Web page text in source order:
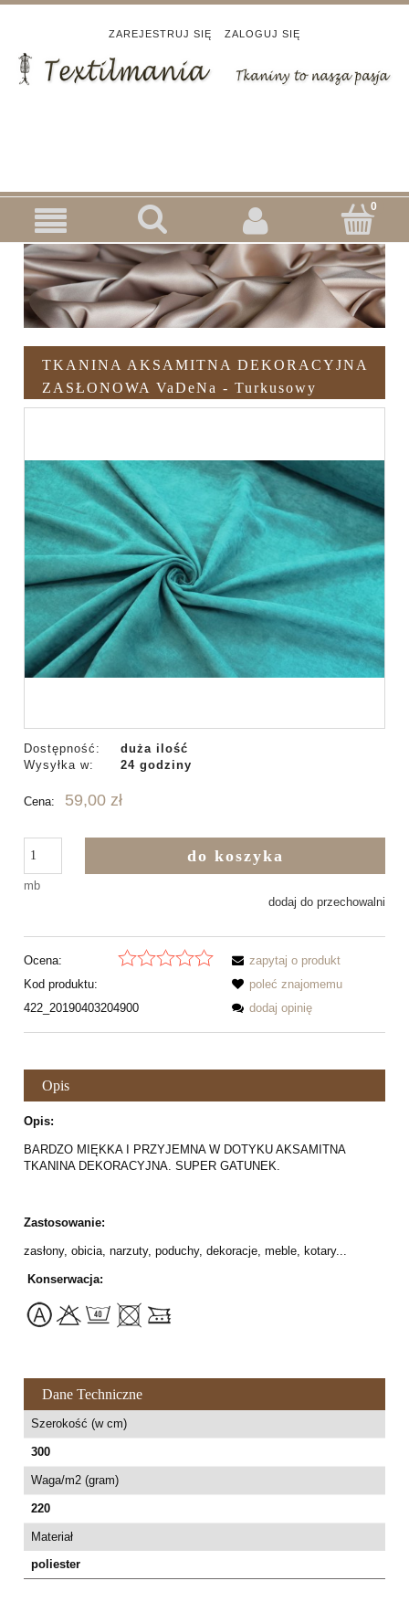
ZAREJESTRUJ SIĘ ZALOGUJ SIĘ
TKANINA AKSAMITNA DEKORACYJNA
ZASŁONOWA VaDeNa - Turkusowy
Dostępność:
duża ilość
Wysyłka w:
24 godziny
Cena: 59,00 zł
mb
do koszyka
dodaj do przechowalni
Ocena:
Kod produktu:
422_20190403204900
zapytaj o produkt
poleć znajomemu
dodaj opinię
Opis
Opis:
BARDZO MIĘKKA I PRZYJEMNA W DOTYKU AKSAMITNA
TKANINA DEKORACYJNA. SUPER GATUNEK.
Zastosowanie:
zasłony, obicia, narzuty, poduchy, dekoracje, meble, kotary...
Konserwacja:
Dane Techniczne
Szerokość (w cm)
300
Waga/m2 (gram)
220
Materiał
poliester